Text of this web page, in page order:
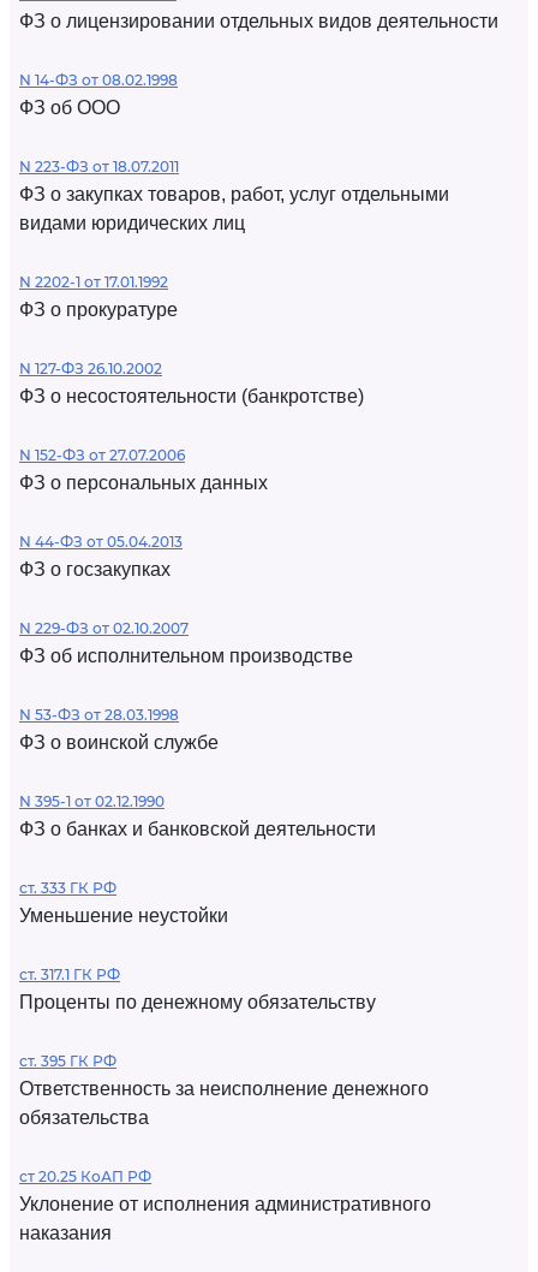
ФЗ о лицензировании отдельных видов деятельности
N 14-ФЗ от 08.02.1998
ФЗ об ООО
N 223-ФЗ от 18.07.2011
ФЗ о закупках товаров, работ, услуг отдельными
видами юридических лиц
N 2202-1 от 17.01.1992
ФЗ о прокуратуре
N 127-ФЗ 26.10.2002
ФЗ о несостоятельности (банкротстве)
N 152-ФЗ от 27.07.2006
ФЗ о персональных данных
N 44-ФЗ от 05.04.2013
ФЗ о госзакупках
N 229-ФЗ от 02.10.2007
ФЗ об исполнительном производстве
N 53-ФЗ от 28.03.1998
ФЗ о воинской службе
N 395-1 от 02.12.1990
ФЗ о банках и банковской деятельности
ст. 333 ГК РФ
Уменьшение неустойки
ст. 317.1 ГК РФ
Проценты по денежному обязательству
ст. 395 ГК РФ
Ответственность за неисполнение денежного
обязательства
ст 20.25 КоАП РФ
Уклонение от исполнения административного
наказания